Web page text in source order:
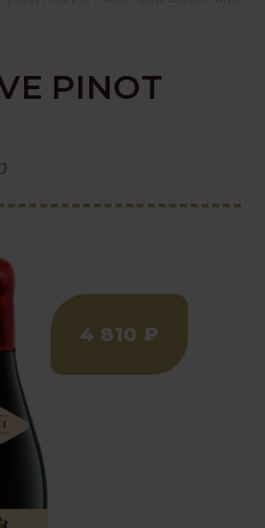
PINOT
4 810 ₽